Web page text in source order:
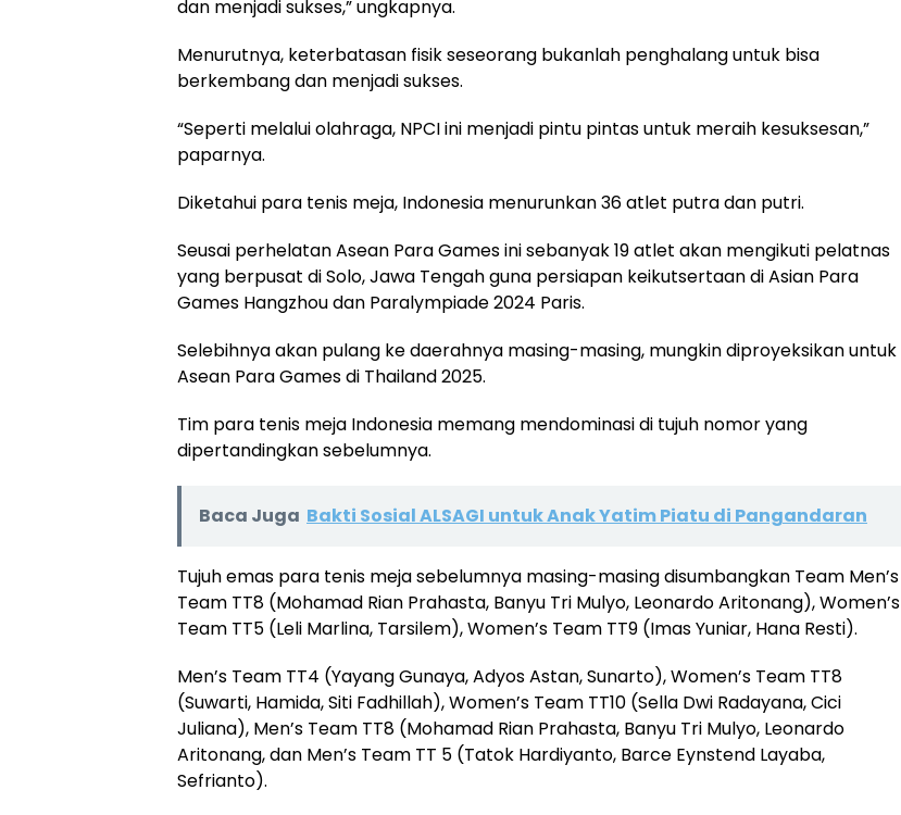
dan menjadi sukses,” ungkapnya.
Menurutnya, keterbatasan fisik seseorang bukanlah penghalang untuk bisa
berkembang dan menjadi sukses.
“Seperti melalui olahraga, NPCI ini menjadi pintu pintas untuk meraih kesuksesan,”
paparnya.
Diketahui para tenis meja, Indonesia menurunkan 36 atlet putra dan putri.
Seusai perhelatan Asean Para Games ini sebanyak 19 atlet akan mengikuti pelatnas
yang berpusat di Solo, Jawa Tengah guna persiapan keikutsertaan di Asian Para
Games Hangzhou dan Paralympiade 2024 Paris.
Selebihnya akan pulang ke daerahnya masing-masing, mungkin diproyeksikan untuk
Asean Para Games di Thailand 2025.
Tim para tenis meja Indonesia memang mendominasi di tujuh nomor yang
dipertandingkan sebelumnya.
Baca Juga Bakti Sosial ALSAGI untuk Anak Yatim Piatu di Pangandaran
Tujuh emas para tenis meja sebelumnya masing-masing disumbangkan Team Men’s
Team TT8 (Mohamad Rian Prahasta, Banyu Tri Mulyo, Leonardo Aritonang), Women’s
Team TT5 (Leli Marlina, Tarsilem), Women’s Team TT9 (Imas Yuniar, Hana Resti).
Men’s Team TT4 (Yayang Gunaya, Adyos Astan, Sunarto), Women’s Team TT8
(Suwarti, Hamida, Siti Fadhillah), Women’s Team TT10 (Sella Dwi Radayana, Cici
Juliana), Men’s Team TT8 (Mohamad Rian Prahasta, Banyu Tri Mulyo, Leonardo
Aritonang, dan Men’s Team TT 5 (Tatok Hardiyanto, Barce Eynstend Layaba,
Sefrianto).